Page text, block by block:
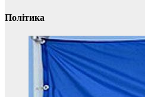
Політика